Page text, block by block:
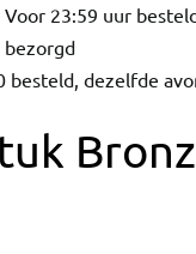
Voor 23:59 uur
bezorgd
besteld, dezelfde